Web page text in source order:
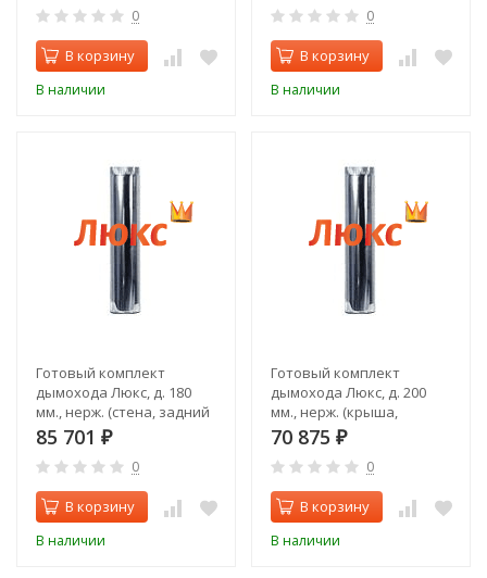
0
В корзину
В наличии
0
В корзину
В наличии
Готовый комплект
дымохода Люкс, д. 180
мм., нерж. (стена, задний
выход)
85 701 ₽
0
В корзину
В наличии
Готовый комплект
дымохода Люкс, д. 200
мм., нерж. (крыша,
верхний выход)
70 875 ₽
0
В корзину
В наличии